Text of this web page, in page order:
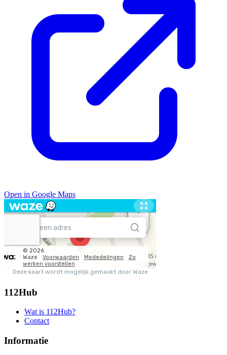
Open in Google Maps
112Hub
Wat is 112Hub?
Contact
Informatie